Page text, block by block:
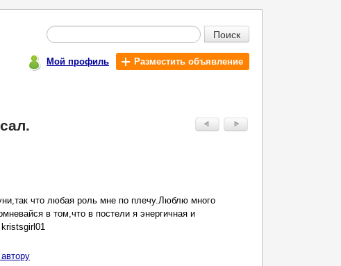
Поиск
Мой профиль Разместить объявление
что любая роль мне по плечу.Люблю много
в том,что в постели я энергичная и